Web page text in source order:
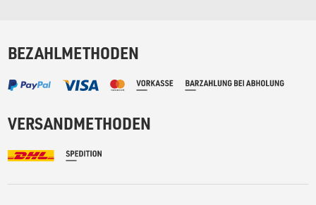
BEZAHLMETHODEN
VERSANDMETHODEN